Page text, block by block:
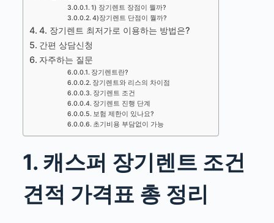
1) 장기렌트 장점이 뭘까?
4)장기렌트 단점이 뭘까?
4. 장기렌트 최저가로 이용하는 방법은?
간편 상담신청
자주하는 질문
장기렌트란?
장기렌트와 리스의 차이점
장기렌트 조건
장기렌트 진행 단계
보험 제한이 있나요?
초기비용 부담없이 가능
1. 캐스퍼 장기렌트 조건
견적 가격표 총 정리